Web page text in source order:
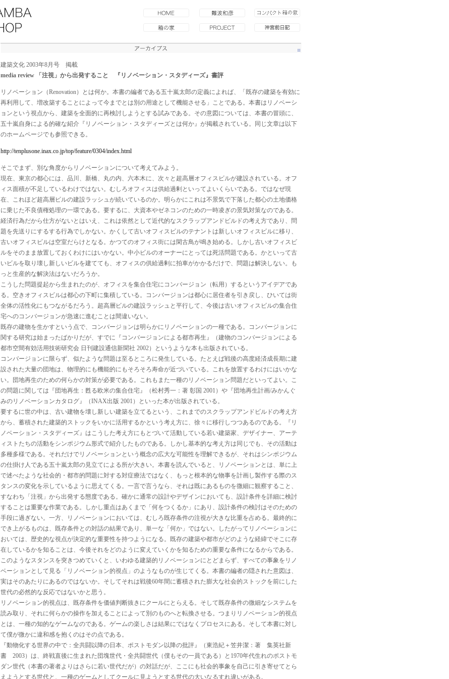
建築文化 2003年8月号 掲載
media review 「注視」から出発すること 『リノベーション・スタディーズ』書評
リノベーション（Renovation）とは何か。本書の編者である五十嵐太郎の定義によれば、「既存の建築を有効に
再利用して、増改築することによって今までとは別の用途として機能させる」ことである。本書はリノベーシ
ョンという視点から、建築を全面的に再検討しようとする試みである。その意図については、本書の冒頭に、
五十嵐自身による的確な紹介『リノベーション・スタディーズとは何か』が掲載されている。同じ文章は以下
のホームページでも参照できる。
http://tenplusone.inax.co.jp/top/feature/0304/index.html
そこでまず、別な角度からリノベーションについて考えてみよう。
現在、東京の都心には、品川、新橋、丸の内、六本木に、次々と超高層オフィスビルが建設されている。オフ
ィス面積が不足しているわけではない。むしろオフィスは供給過剰といってよいくらいである。ではなぜ現
在、これほど超高層ビルの建設ラッシュが続いているのか。明らかにこれは不景気で下落した都心の土地価格
に乗じた不良債権処理の一環である。要するに、大資本やゼネコンのための一時凌ぎの景気対策なのである。
経済行為だから仕方がないとはいえ、これは依然として近代的なスクラップアンドビルドの考え方であり、問
題を先送りにするする行為でしかない。かくして古いオフィスビルのテナントは新しいオフィスビルに移り、
古いオフィスビルは空室だらけとなる。かつてのオフィス街には閑古鳥が鳴き始める。しかし古いオフィスビ
ルをそのまま放置しておくわけにはいかない。中小ビルのオーナーにとっては死活問題である。かといって古
いビルを取り壊し新しいビルを建てても、オフィスの供給過剰に拍車がかかるだけで、問題は解決しない。も
っと生産的な解決法はないだろうか。
こうした問題提起から生まれたのが、オフィスを集合住宅にコンバージョン（転用）するというアイデアであ
る。空きオフィスビルは都心の下町に集積している。コンバージョンは都心に居住者を引き戻し、ひいては街
全体の活性化にもつながるだろう。超高層ビルの建設ラッシュと平行して、今後は古いオフィスビルの集合住
宅へのコンバージョンが急速に進むことは間違いない。
既存の建物を生かすという点で、コンバージョンは明らかにリノベーションの一種である。コンバージョンに
関する研究は始まったばかりだが、すでに『コンバージョンによる都市再生』（建物のコンバージョンによる
都市空間有効活用技術研究会 日刊建設通信新聞社 2002）というような本も出版されている。
コンバージョンに限らず、似たような問題は至るところに発生している。たとえば戦後の高度経済成長期に建
設された大量の団地は、物理的にも機能的にもそろそろ寿命が近づいている。これを放置するわけにはいかな
い。団地再生のための何らかの対策が必要である。これもまた一種のリノベーション問題だといってよい。こ
の問題に関しては『団地再生：甦る欧米の集合住宅』（松村秀一：著 彰国 2001）や『団地再生計画/みかんぐ
みのリノベーションカタログ』（INAX出版 2001）といった本が出版されている。
要するに世の中は、古い建物を壊し新しい建築を立てるという、これまでのスクラップアンドビルドの考え方
から、蓄積された建築的ストックをいかに活用するかという考え方に、徐々に移行しつつあるのである。『リ
ノベーション・スタディーズ』はこうした考え方にもとづいて活動している若い建築家、デザイナー、アーテ
ィストたちの活動をシンポジウム形式で紹介したものである。しかし基本的な考え方は同じでも、その活動は
多種多様である。それだけでリノベーションという概念の広大な可能性を理解できるが、それはシンポジウム
の仕掛け人である五十嵐太郎の見立てによる所が大きい。本書を読んでいると、リノベーションとは、単に上
で述べたような社会的・都市的問題に対する対症療法ではなく、もっと根本的な物事を計画し製作する際のス
タンスの変化を示しているように思えてくる。一言で言うなら、それは既にあるものを微細に観察すること、
すなわち「注視」から出発する態度である。確かに通常の設計やデザインにおいても、設計条件を詳細に検討
することは重要な作業である。しかし重点はあくまで「何をつくるか」にあり、設計条件の検討はそのための
手段に過ぎない。一方、リノベーションにおいては、むしろ既存条件の注視が大きな比重を占める。最終的に
でき上がるものは、既存条件との対話の結果であり、単一な「何か」ではない。したがってリノベーションに
おいては、歴史的な視点が決定的な重要性を持つようになる。既存の建築や都市がどのような経緯でそこに存
在しているかを知ることは、今後それをどのように変えていくかを知るための重要な条件になるからである。
このようなスタンスを突きつめていくと、いわゆる建築的リノベーションにとどまらず、すべての事象をリノ
ベーションとして見る「リノベーション的視点」のようなものが生じてくる。本書の編者の隠された意図は、
実はそのあたりにあるのではないか。そしてそれは戦後60年間に蓄積された膨大な社会的ストックを前にした
世代の必然的な反応ではないかと思う。
リノベーション的視点は、既存条件を価値判断抜きにクールにとらえる。そして既存条件の微細なシステムを
読み取り、それに何らかの操作を加えることによって別のものへと転換させる。つまりリノベーション的視点
とは、一種の知的なゲームなのである。ゲームの楽しさは結果にではなくプロセスにある。そして本書に対し
て僕が微かに違和感を抱くのはその点である。
『動物化する世界の中で：全共闘以降の日本、ポストモダン以降の批評』（東浩紀＋笠井潔：著 集英社新
書 2003）は、終戦直後に生まれた団塊世代・全共闘世代（僕もその一員である）と1970年代生れのポストモ
ダン世代（本書の著者よりはさらに若い世代だが）の対話だが、ここにも社会的事象を自己に引き寄せてとら
えようとする世代と、一種のゲームとしてクールに見ようとする世代の大いなるすれ違いがある。